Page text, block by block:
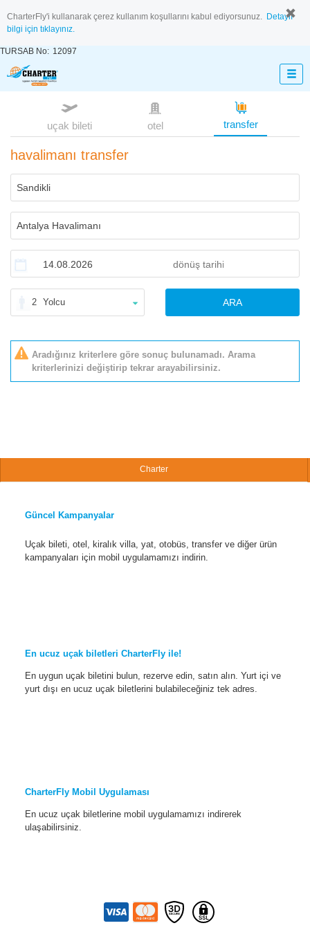
CharterFly'i kullanarak çerez kullanım koşullarını kabul ediyorsunuz. Detaylı
bilgi için tıklayınız.
TURSAB No: 12097
uçak bileti otel transfer
havalimanı transfer
2 Yolcu ARA
Aradığınız kriterlere göre sonuç bulunamadı. Arama
kriterlerinizi değiştirip tekrar arayabilirsiniz.
Charter
Güncel Kampanyalar
Uçak bileti, otel, kiralık villa, yat, otobüs, transfer ve diğer ürün
kampanyaları için mobil uygulamamızı indirin.
En ucuz uçak biletleri CharterFly ile!
En uygun uçak biletini bulun, rezerve edin, satın alın. Yurt içi ve
yurt dışı en ucuz uçak biletlerini bulabileceğiniz tek adres.
CharterFly Mobil Uygulaması
En ucuz uçak biletlerine mobil uygulamamızı indirerek
ulaşabilirsiniz.